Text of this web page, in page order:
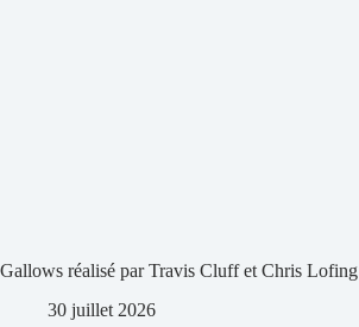
Gallows réalisé par Travis Cluff et Chris Lofing
30 juillet 2026